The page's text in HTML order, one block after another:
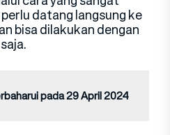
datang langsung ke
bisa dilakukan dengan
pada 29 April 2024